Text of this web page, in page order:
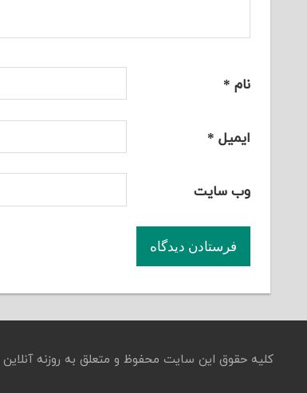
نام *
ایمیل *
وب‌ سایت
کلیه حقوق این سایت محفوظ و متعلق به روزنه